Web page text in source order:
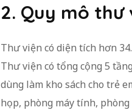
2. Quy mô thư
Thư viện có diện tích hơn
Thư viện có tổng cộng 5
dùng làm kho sách cho trẻ
họp, phòng máy tính,